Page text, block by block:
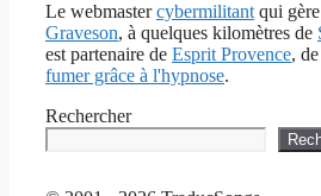
Le webmastercybermilitant qui
Graveson, à quelques kilomètres de
est partenaire de Esprit Provence, de
fumer grâce à l'hypnose.
Rechercher